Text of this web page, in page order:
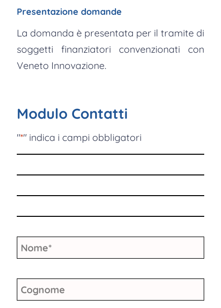
Presentazione domande
La domanda è presentata per il tramite di
soggetti finanziatori convenzionati con
Veneto Innovazione.
Modulo Contatti
"*" indica i campi obbligatori
Nome *
Cognome